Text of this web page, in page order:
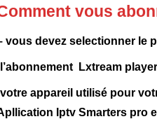
vous
vous devez selectionner le
Lxtream
appareil utilisé pour
Iptv Smarters pro